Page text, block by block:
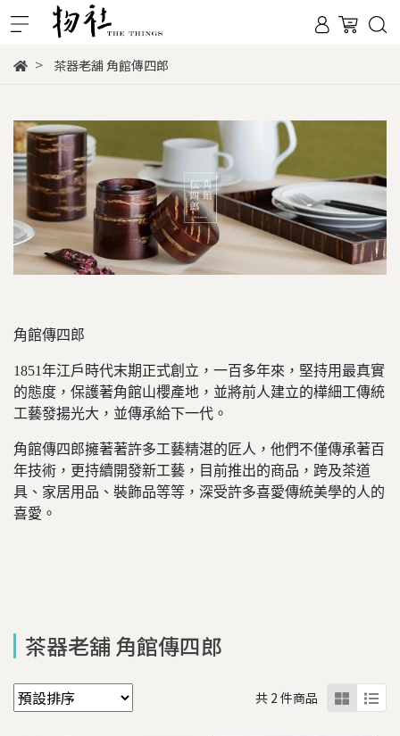
茶器老舖 角館傳四郎
角館傳四郎
1851年江戶時代末期正式創立，一百多年來，堅持用最真實
的態度，保護著角館山櫻產地，並將前人建立的樺細工傳統
工藝發揚光大，並傳承給下一代。
角館傳四郎擁著著許多工藝精湛的匠人，他們不僅傳承著百
年技術，更持續開發新工藝，目前推出的商品，跨及茶道
具、家居用品、裝飾品等等，深受許多喜愛傳統美學的人的
喜愛。
茶器老舖 角館傳四郎
共 2 件商品